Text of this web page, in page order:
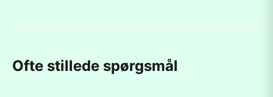
Ofte stillede spørgsmål